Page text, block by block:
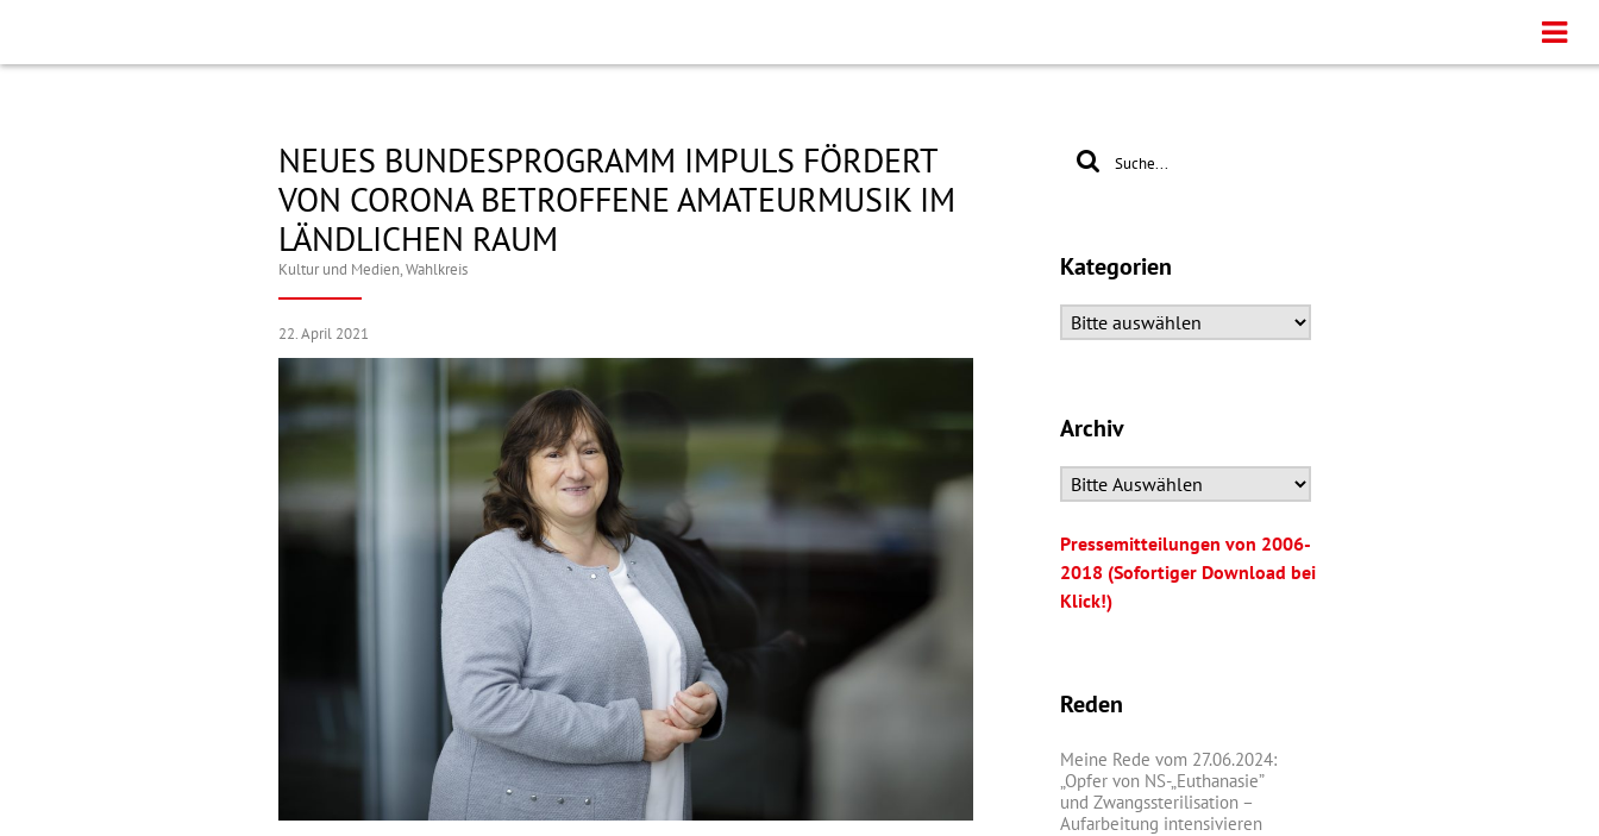
NEUES BUNDESPROGRAMM IMPULS FÖRDERT
VON CORONA BETROFFENE AMATEURMUSIK IM
LÄNDLICHEN RAUM
Kultur und Medien,Wahlkreis
22. April 2021
Kategorien
Archiv
Pressemitteilungen von 2006-
2018 (Sofortiger Download bei
Klick!)
Reden
Meine Rede vom 27.06.2024:
„Opfer von NS-„Euthanasie”
und Zwangssterilisation –
Aufarbeitung intensivieren